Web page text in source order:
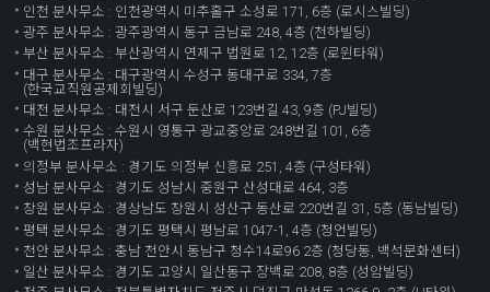
인천 분사무소 : 인천광역시 미추홀구 소성로 171, 6층 (로시스빌딩)
광주 분사무소 : 광주광역시 동구 금남로 248, 4층 (천하빌딩)
부산 분사무소 : 부산광역시 연제구 법원로 12, 12층 (로윈타워)
대구 분사무소 : 대구광역시 수성구 동대구로 334, 7층
(한국교직원공제회빌딩)
대전 분사무소 : 대전시 서구 둔산로 123번길 43, 9층 (PJ빌딩)
수원 분사무소 : 수원시 영통구 광교중앙로 248번길 101, 6층
(백현법조프라자)
의정부 분사무소 : 경기도 의정부 신흥로 251, 4층 (구성타워)
성남 분사무소 : 경기도 성남시 중원구 산성대로 464, 3층
창원 분사무소 : 경상남도 창원시 성산구 동산로 220번길 31, 5층 (동남빌딩)
평택 분사무소 : 경기도 평택시 평남로 1047-1, 4층 (청언빌딩)
천안 분사무소 : 충남 천안시 동남구 청수14로96 2층 (청당동, 백석문화센터)
일산 분사무소 : 경기도 고양시 일산동구 장백로 208, 8층 (성암빌딩)